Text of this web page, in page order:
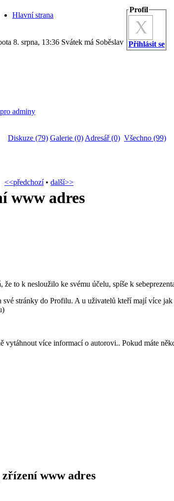
Hlavní strana
8. srpna, 13:36 Svátek má Soběslav
Profil
Přihlásit se
adminy
Diskuze (79) Galerie (0) Adresář (0) Všechno (99)
<<předchozí• další>>
www adres
to k nesloužilo ke svému účelu, spíše k
své stránky do Profilu. A u uživatelů kteří mají více
vytáhnout více informací o autorovi.. Pokud máte
www adres